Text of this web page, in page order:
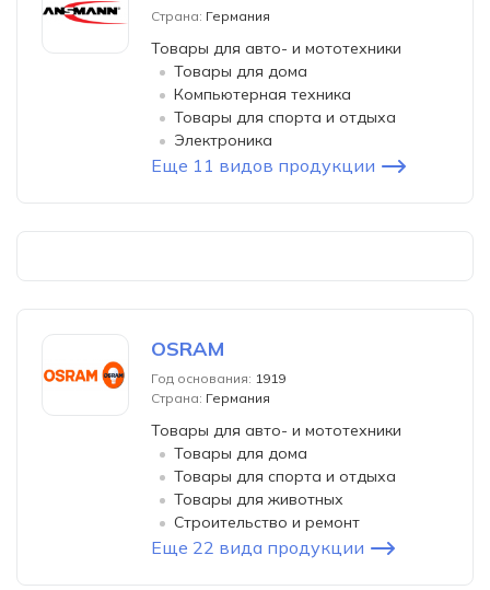
Страна: Германия
Товары для авто- и мототехники
Товары для дома
Компьютерная техника
Товары для спорта и отдыха
Электроника
Еще 11 видов продукции
OSRAM
Год основания: 1919
Страна: Германия
Товары для авто- и мототехники
Товары для дома
Товары для спорта и отдыха
Товары для животных
Строительство и ремонт
Еще 22 вида продукции